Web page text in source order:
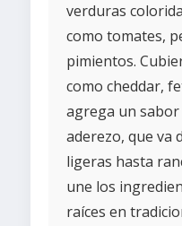
verduras
como tomates,
pimientos.
como cheddar,
agrega un sabor
aderezo, que va
ligeras hasta
une los
raíces en